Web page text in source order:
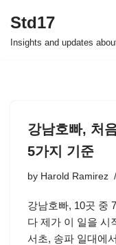
Skip
Std17
Insights and updates
강남호빠, 처
5가지 기준
by Harold Ramirez
강남호빠, 10곳 중
다 제가 이 일을 시
서초, 송파 일대에